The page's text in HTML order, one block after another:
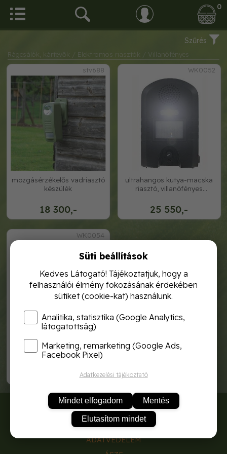
0
Szűrés
Rágcsálók, kártevők / Elektromos riasztók
/ Villanófényes
stv688
18 300,-
mozgásérzékelős vadriasztó
készülék
WK0052
25 550,-
ultrahangos kutya-macska
riasztó, villanófényes
WK0054
ultrahangos riasztó 200
m2/kutya, macska róka,
RÓLUNK
SZÁLLÍTÁSI DÍJAK
ADATVÉDELEM
Süti beállítások
Kedves Látogató! Tájékoztatjuk, hogy a
felhasználói élmény fokozásának érdekében
sütiket (cookie-kat) használunk.
Analitika, statisztika (Google Analytics,
látogatottság)
Marketing, remarketing (Google Ads,
Facebook Pixel)
Adatkezelési tájékoztató
Mindet elfogadom Mentés
Elutasítom mindet